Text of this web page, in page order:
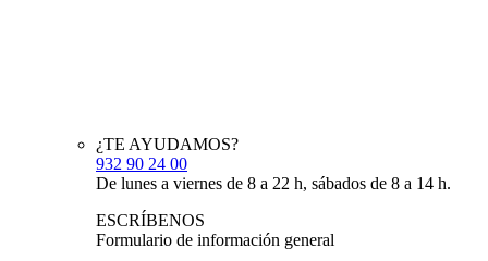
¿TE AYUDAMOS?
932 90 24 00
De lunes a viernes de 8 a 22 h, sábados de 8 a 14 h.
ESCRÍBENOS
Formulario de información general